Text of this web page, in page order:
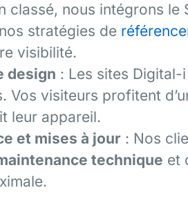
classé, nous intégrons le
stratégies de
visibilité.
design : Les sites Digital-
Vos visiteurs profitent
leur appareil.
et mises à jour : Nos
technique et